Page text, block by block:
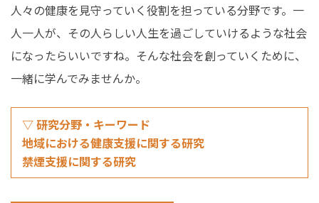
人々の健康を見守っていく役割を担っている分野です。一
人一人が、その人らしい人生を過ごしていけるような社会
になったらいいですね。そんな社会を創っていくために、
一緒に学んでみませんか。
▽ 研究分野・キーワード
地域における健康支援に関する研究
禁煙支援に関する研究